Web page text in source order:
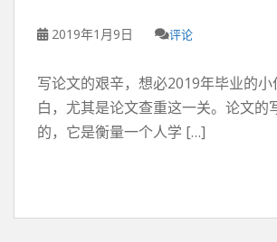
2019年1月9日 评论
写论文的艰辛，想必2019年毕业的小
白，尤其是论文查重这一关。论文的
的，它是衡量一个人学 […]